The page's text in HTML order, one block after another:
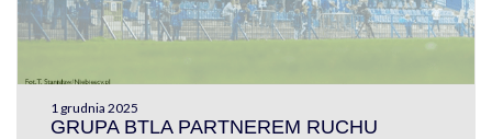
1 grudnia 2025
GRUPA BTLA PARTNEREM RUCHU